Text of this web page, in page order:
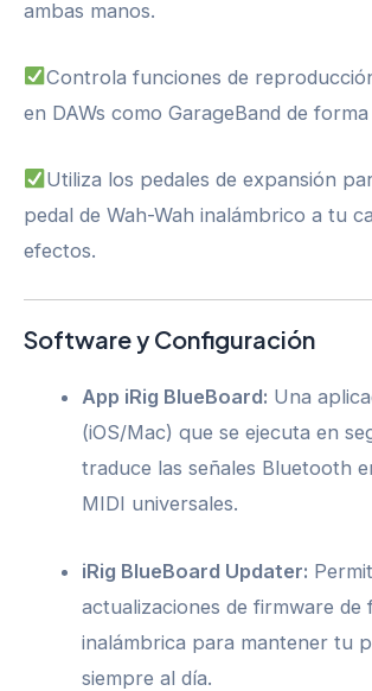
ambas manos.
Controla funciones de
en DAWs como GarageBand de
Utiliza los pedales de expansión
pedal de Wah-Wah inalámbrico a tu
efectos.
Software y Configuración
App iRig BlueBoard: Una
(iOS/Mac) que se ejecuta en
traduce las señales Bluetooth
MIDI universales.
iRig BlueBoard Updater:
actualizaciones de firmware de
inalámbrica para mantener tu
siempre al día.